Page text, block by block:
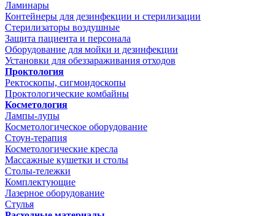
Ламинары
Контейнеры для дезинфекции и стерилизации
Стерилизаторы воздушные
Защита пациента и персонала
Оборудование для мойки и дезинфекции
Установки для обеззараживания отходов
Проктология
Ректоскопы, сигмоидоскопы
Проктологические комбайны
Косметология
Лампы-лупы
Косметологическое оборудование
Стоун-терапия
Косметологические кресла
Массажные кушетки и столы
Столы-тележки
Комплектующие
Лазерное оборудование
Стулья